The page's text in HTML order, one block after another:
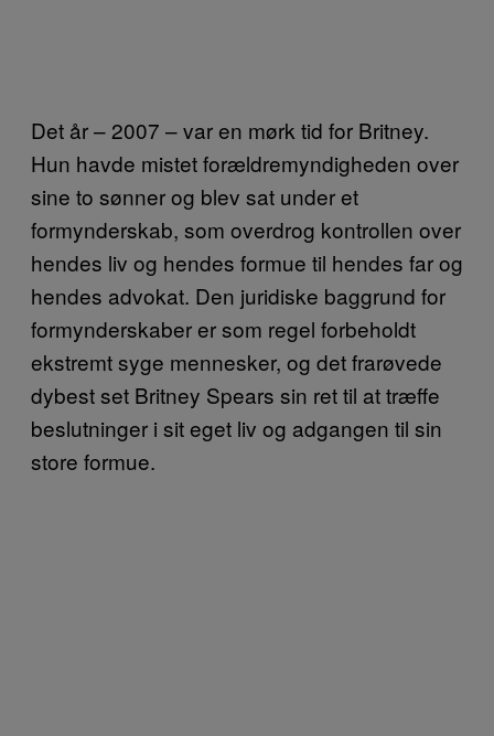
Det år – 2007 – var en mørk tid for Britney.
Hun havde mistet forældremyndigheden over
sine to sønner og blev sat under et
formynderskab, som overdrog kontrollen over
hendes liv og hendes formue til hendes far og
hendes advokat. Den juridiske baggrund for
formynderskaber er som regel forbeholdt
ekstremt syge mennesker, og det frarøvede
dybest set Britney Spears sin ret til at træffe
beslutninger i sit eget liv og adgangen til sin
store formue.